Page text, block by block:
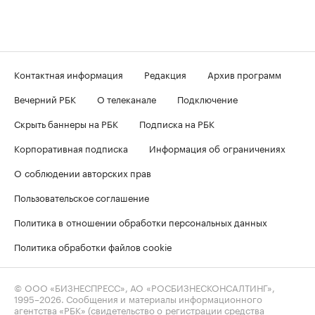
Контактная информация Редакция
Архив программ
Вечерний РБК
О телеканале
Подключение
Скрыть баннеры на РБК
Подписка на РБК
Корпоративная подписка
Информация об ограничениях
О соблюдении авторских прав
Пользовательское соглашение
Политика в отношении обработки персональных данных
Политика обработки файлов cookie
© ООО «БИЗНЕСПРЕСС», АО «РОСБИЗНЕСКОНСАЛТИНГ»,
1995–2026 . Сообщения и материалы информационного
агентства «РБК» (свидетельство о регистрации средства